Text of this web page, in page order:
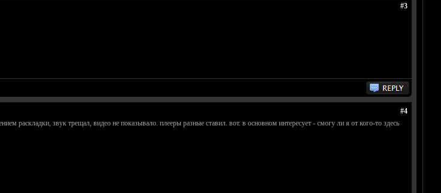
#3
#4
раскладки, звук трещал, видео не показывало. плееры разные ставил. вот. в основном интересует - смогу ли я от кого-то здесь